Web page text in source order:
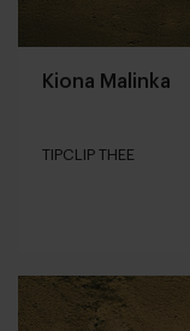
Kiona Malinka
TIPCLIP THEE